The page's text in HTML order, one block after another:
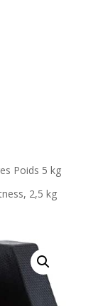
Poids 5 kg
2,5 kg